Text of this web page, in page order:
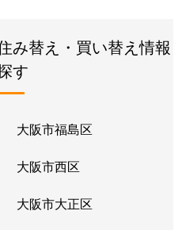
み替え・買い替え情報
す
大阪市福島区
大阪市西区
大阪市大正区